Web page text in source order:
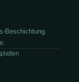
Beschichtung.